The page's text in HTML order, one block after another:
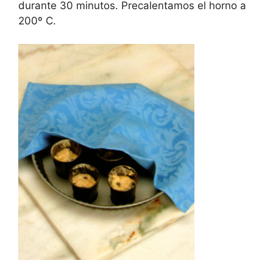
durante 30 minutos. Precalentamos el horno a
200º C.